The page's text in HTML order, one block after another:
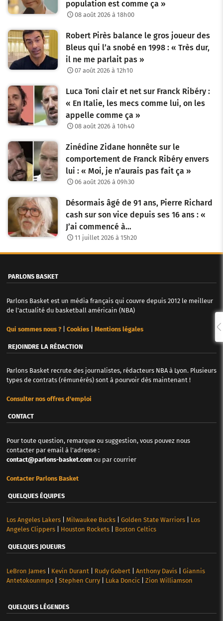
population est comme ça »
08 août 2026 à 18h00
Robert Pirès balance le gros joueur des
Bleus qui l’a snobé en 1998 : « Très dur,
il ne me parlait pas »
07 août 2026 à 12h10
Luca Toni clair et net sur Franck Ribéry :
« En Italie, les mecs comme lui, on les
appelle comme ça »
08 août 2026 à 10h40
Zinédine Zidane honnête sur le
comportement de Franck Ribéry envers
lui : « Moi, je n’aurais pas fait ça »
06 août 2026 à 09h30
Désormais âgé de 91 ans, Pierre Richard
cash sur son vice depuis ses 16 ans : «
J’ai commencé à…
11 juillet 2026 à 15h20
PARLONS BASKET
Parlons Basket est un média français qui couvre depuis 2012 le meilleur
de l'actualité du basketball américain (NBA)
Qui sommes nous ?| Cookies| Mentions légales
REJOINDRE LA RÉDACTION
Parlons Basket recrute des journalistes, rédacteurs NBA à Lyon. Plusieurs
types de contrats (rémunérés) sont à pourvoir dès maintenant !
Consulter nos offres d'emploi
CONTACT
Pour toute question, remarque ou suggestion, vous pouvez nous
contacter par email à l'adresse :
contact@parlons-basket.com ou par courrier
Contacter Parlons Basket
QUELQUES ÉQUIPES
Los Angeles Lakers| Milwaukee Bucks| Golden State Warriors| Los
Angeles Clippers| Houston Rockets| Boston Celtics
QUELQUES JOUEURS
LeBron James| Kevin Durant Rudy Gobert Anthony Davis| Giannis
Antetokounmpo| Stephen Curry| Luka Doncic| Zion Williamson
QUELQUES LÉGENDES